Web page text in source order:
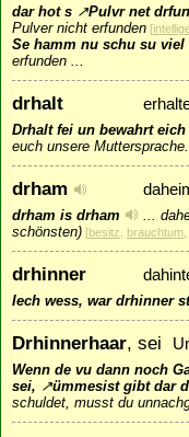
dar hot s ↗Pulvrnet
Pulver nicht erfunden [
Se hamm nu schu su viel
erfunden ...
drhalt
Drhalt fei un bewahrt
euch unsere Muttersprache.
drham
drham is drham ...
schönsten) [besitz brauchtum
drhinner
Iech wess, war drhinner
Drhinnerhaar, sei
Wenn de vu dann noch
sei, ↗ümmesistgibt dar
schuldet, musst du